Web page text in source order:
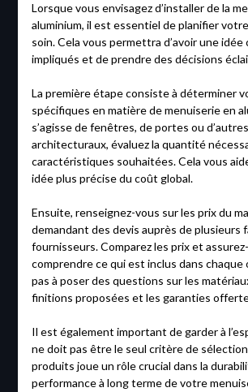
Lorsque vous envisagez d’installer de la
aluminium, il est essentiel de planifier
soin. Cela vous permettra d’avoir une idée
impliqués et de prendre des décisions
La première étape consiste à déterminer
spécifiques en matière de menuiserie en
s’agisse de fenêtres, de portes ou
architecturaux, évaluez la quantité
caractéristiques souhaitées. Cela vous
idée plus précise du coût global.
Ensuite, renseignez-vous sur les prix du
demandant des devis auprès de plusieurs
fournisseurs. Comparez les prix et
comprendre ce qui est inclus dans chaque
pas à poser des questions sur les
finitions proposées et les garanties
Il est également important de garder à
ne doit pas être le seul critère de
produits joue un rôle crucial dans la
performance à long terme de votre